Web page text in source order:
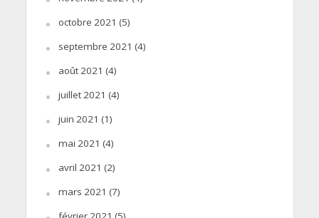
octobre 2021 (5)
septembre 2021 (4)
août 2021 (4)
juillet 2021 (4)
juin 2021 (1)
mai 2021 (4)
avril 2021 (2)
mars 2021 (7)